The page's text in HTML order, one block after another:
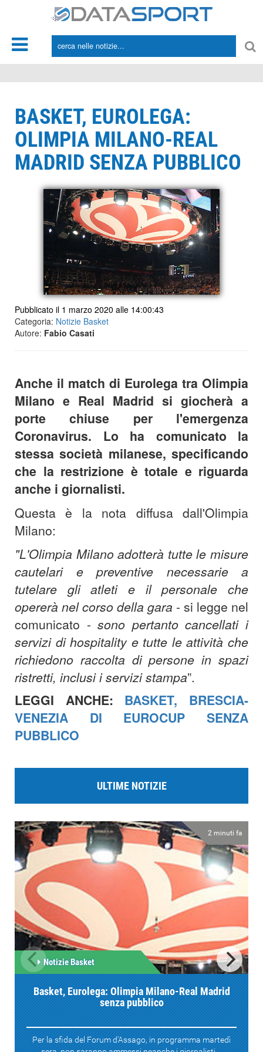
BASKET, EUROLEGA:
OLIMPIA MILANO-REAL
MADRID SENZA PUBBLICO
Pubblicato il 1 marzo 2020 alle 14:00:43
Categoria: Notizie Basket
Autore: Fabio Casati
Anche il match di Eurolega tra Olimpia
Milano e Real Madrid si giocherà a
porte chiuse per l'emergenza
Coronavirus. Lo ha comunicato la
stessa società milanese, specificando
che la restrizione è totale e riguarda
anche i giornalisti.
Questa è la nota diffusa dall'Olimpia
Milano:
"L'Olimpia Milano adotterà tutte le misure
cautelari e preventive necessarie a
tutelare gli atleti e il personale che
opererà nel corso della gara - si legge nel
comunicato - sono pertanto cancellati i
servizi di hospitality e tutte le attività che
richiedono raccolta di persone in spazi
ristretti, inclusi i servizi stampa”.
LEGGI ANCHE: BASKET, BRESCIA-
VENEZIA DI EUROCUP SENZA
PUBBLICO
ULTIME NOTIZIE
2 minuti fa
Notizie Basket
Basket, Eurolega: Olimpia Milano-Real Madrid
senza pubblico
Per la sfida del Forum d'Assago, in programma martedì